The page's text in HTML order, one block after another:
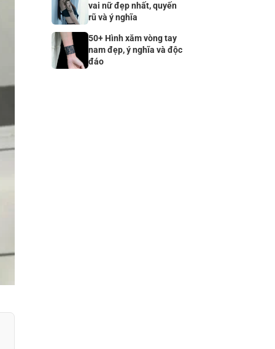
vai nữ đẹp nhất, quyến
rũ và ý nghĩa
50+ Hình xăm vòng tay
nam đẹp, ý nghĩa và độc
đáo